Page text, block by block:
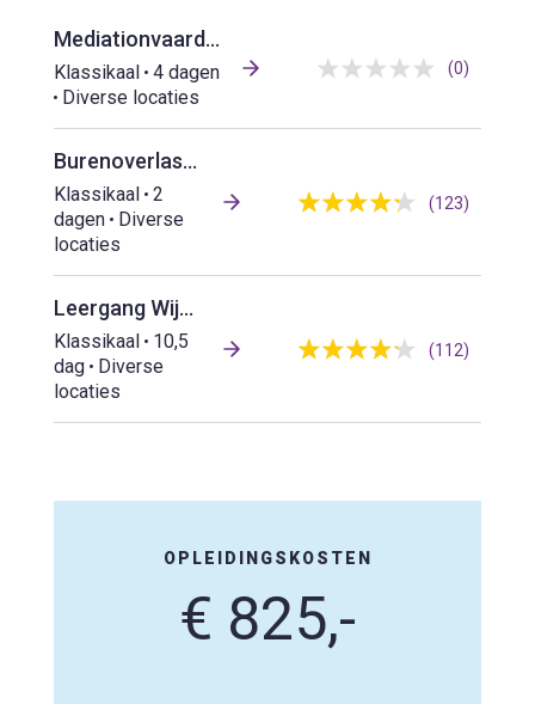
Mediationvaardigheden op de werkplek
Klassikaal
4 dagen
Diverse locaties
(0)
Burenoverlast in praktijk
Klassikaal
2
dagen
Diverse
locaties
(123)
Leergang Wijkbeheerder
Klassikaal
10,5
dag
Diverse
locaties
(112)
OPLEIDINGSKOSTEN
€ 825,-